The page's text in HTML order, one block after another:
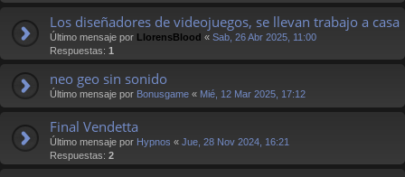
Los diseñadores de videojuegos, se llevan trabajo a casa
Último mensaje por LlorensBlood « Sab, 26 Abr 2025, 11:00
Respuestas: 1
neo geo sin sonido
Último mensaje por Bonusgame « Mié, 12 Mar 2025, 17:12
Final Vendetta
Último mensaje por Hypnos « Jue, 28 Nov 2024, 16:21
Respuestas: 2